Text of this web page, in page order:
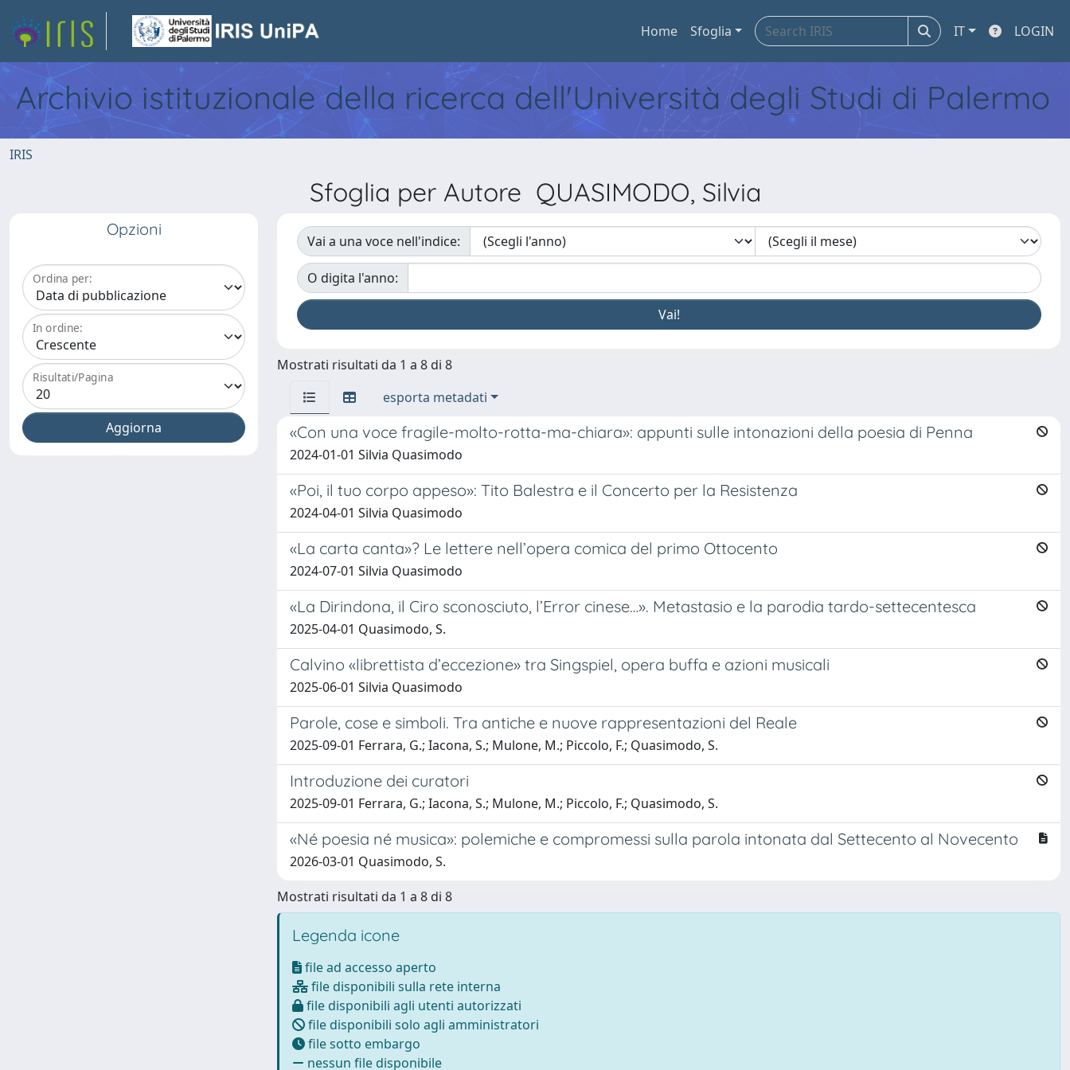
Home Sfoglia IT LOGIN
Archivio istituzionale della ricerca dell'Università degli Studi di Palermo
IRIS
Sfoglia per Autore QUASIMODO, Silvia
Opzioni
Ordina per:
In ordine:
Risultati/Pagina
Vai a una voce nell'indice:
O digita l'anno:
Mostrati risultati da 1 a 8 di 8
esporta metadati
«Con una voce fragile-molto-rotta-ma-chiara»: appunti sulle intonazioni della poesia di Penna
2024-01-01 Silvia Quasimodo
«Poi, il tuo corpo appeso»: Tito Balestra e il Concerto per la Resistenza
2024-04-01 Silvia Quasimodo
«La carta canta»? Le lettere nell’opera comica del primo Ottocento
2024-07-01 Silvia Quasimodo
«La Dirindona, il Ciro sconosciuto, l’Error cinese…». Metastasio e la parodia tardo-settecentesca
2025-04-01 Quasimodo, S.
Calvino «librettista d’eccezione» tra Singspiel, opera buffa e azioni musicali
2025-06-01 Silvia Quasimodo
Parole, cose e simboli. Tra antiche e nuove rappresentazioni del Reale
2025-09-01 Ferrara, G.; Iacona, S.; Mulone, M.; Piccolo, F.; Quasimodo, S.
Introduzione dei curatori
2025-09-01 Ferrara, G.; Iacona, S.; Mulone, M.; Piccolo, F.; Quasimodo, S.
«Né poesia né musica»: polemiche e compromessi sulla parola intonata dal Settecento al Novecento
2026-03-01 Quasimodo, S.
Mostrati risultati da 1 a 8 di 8
Legenda icone
file ad accesso aperto
file disponibili sulla rete interna
file disponibili agli utenti autorizzati
file disponibili solo agli amministratori
file sotto embargo
nessun file disponibile